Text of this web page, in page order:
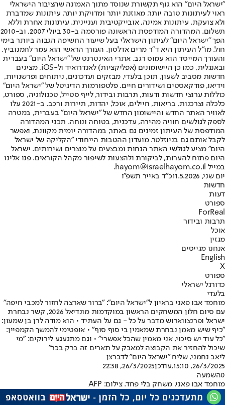
"ישראל היום" הוא גוף תקשורת שנוסד מתוך האמונה שהציבור הישראלי
ראוי לעיתונות טובה יותר, מאוזנת יותר ומדויקת יותר. עיתונות שמדברת
ולא צועקת. עיתונות אמינה, אובייקטיבית ועניינית. עיתונות אחרת וללא
תשלום. המהדורה המודפסת הראשונה פורסמה ב-30 ביולי 2007, וב-2010
הפך "ישראל היום" לעיתון הישראלי בעל שיעור החשיפה הגבוה ביותר בימי
חול. מו"ל העיתון היא ד"ר מרים אדלסון. העורך הראשי הוא עמר לחמנוביץ,
והעורך המייסד הוא עמוס רגב. אתרי האינטרנט של "ישראל היום" בעברית
ובאנגלית, כמו כן היישומונים (אפליקציות) לאנדרואיד ול-iOS, מציגים
חדשות מסביב לשעון, תוכן בלעדי, מבזקים ועדכונים, ניתוחים ופרשנויות,
וידיאו, פודקאסטים ושידורים חיים. פלטפורמות הדיגיטל של "ישראל היום"
כוללות ערוצי חדשות ודעות, תרבות ובידור, לייף סטייל, טכנולוגיה, ספורט,
כלכלה וצרכנות, בריאות, חיילים, אוכל, יהדות, תיירות ורכב. ב-2021 עלו
לאוויר האתר החדש והיישומון החדש של "ישראל היום" בעברית, במטרה
לספק לגולשים חוויה מהירה, עדכנית, בטוחה ונוחה. תכני המהדורה
המודפסת של העיתון זמינים גם באתר, במהדורה יומית מקוונת, ואפשר
לקבל אותם גם בניוזלטר. מועדון ההטבות הייחודי "הקליקה של ישראל
היום" מציע לגולשי האתר הנחות ומבצעים על מוצרים ושירותים. ישראל
היום פתוח להערות, לביקורת ולהצעות לשיפור מקהל הקוראים. פנו אלינו
במייל hayom@israelhayom.co.il.
יום שני, 11.5.2026
כ"ד באייר תשפ"ו
חדשות
דעות
ספורט
ForReal
תרבות ובידור
אוכל
מגזין
אנחנו מגייסים
English
X
ספורט
כדורגל ישראלי
בלעדי
מוחמד אבו פאני בראיון ל״ישראל היום״: ״ברור שארצה לחזור למכבי חיפה״
עם סיום חלון המשחקים הראשון במוקדמות מונדיאל 2026, קשר נבחרת
ישראל ופרנצווארוש מדבר על כל - גם על העתיד • הוא מודה לרן בן שמעון:
"כיף שיש מאמן נבחרת שמאמין בי סוף סוף" • אופטימי להמשך הקמפיין:
"כל עוד יש סיכוי, אני מאמין שהכל אפשרי" • וגם מתגעגע לירוקים: "מי
שיכול להחזיר את הקבוצה למאבק על תארים זה ברק בכר"
ליאב נחמני, שליח "ישראל היום" לדברצן
26/3/2025, 15:10
,עודכן26/3/2025, 22:38
0השמעה
מוחמד אבו פאני. משחק בלי פחד. צילום: AFP